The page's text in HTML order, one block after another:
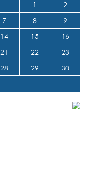
1
2
7 8
9
14 15
16
21 22
23
28 29 30